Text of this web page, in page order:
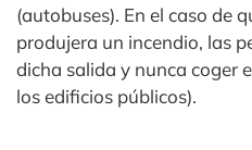
(autobuses). En el caso de
produjera un incendio, las
dicha salida y nunca coger
los edificios públicos).